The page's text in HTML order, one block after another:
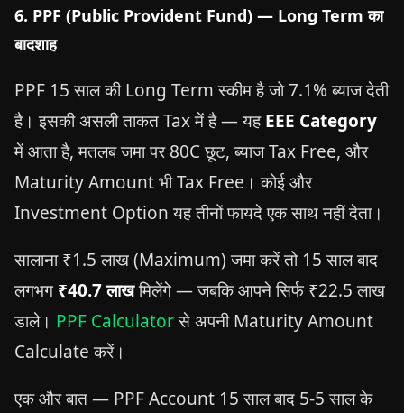
6. PPF (Public Provident Fund) — Long Term का
बादशाह
PPF 15 साल की Long Term स्कीम है जो 7.1% ब्याज देती
है। इसकी असली ताकत Tax में है — यहEEE Category
में आता है, मतलब जमा पर 80C छूट, ब्याज Tax Free, और
Maturity Amount भी Tax Free। कोई और
Investment Option यह तीनों फायदे एक साथ नहीं देता।
सालाना ₹1.5 लाख (Maximum) जमा करें तो 15 साल बाद
लगभग ₹40.7 लाखमिलेंगे — जबकि आपने सिर्फ ₹22.5 लाख
डाले। PPF Calculatorसे अपनी Maturity Amount
Calculate करें।
एक और बात — PPF Account 15 साल बाद 5-5 साल के